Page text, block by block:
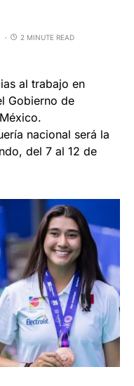
2 MINUTE READ
al trabajo en
Gobierno de
nacional será la
del 7 al 12 de